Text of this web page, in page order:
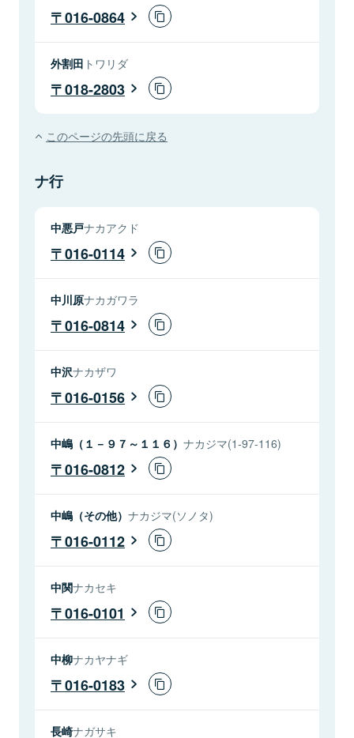
016-0864
外割田 トワリダ
018-2803
このページの先頭に戻る
ナ行
中悪戸ナカアクド
016-0114
中川原ナカガワラ
016-0814
中沢ナカザワ
016-0156
中嶋（１－９７～１１６） ナカジマ(1-97-116)
016-0812
中嶋（その他） ナカジマ(ソノタ)
016-0112
中関ナカセキ
016-0101
中柳ナカヤナギ
016-0183
長崎ナガサキ